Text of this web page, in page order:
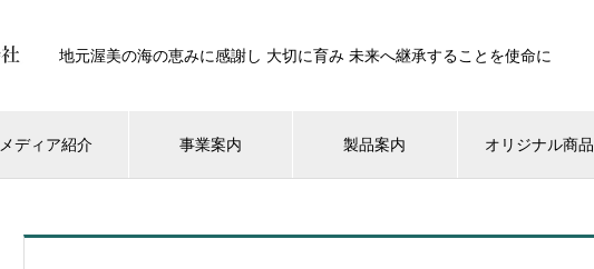
地元渥美の海の恵みに感謝し 大切に育み 未来へ継承することを使命に
メディア紹介 事業案内 製品案内 オリジナル商品